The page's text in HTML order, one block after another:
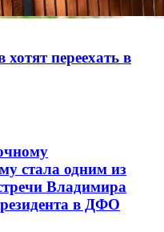
переехать в
стала одним из
Владимира
в ДФО